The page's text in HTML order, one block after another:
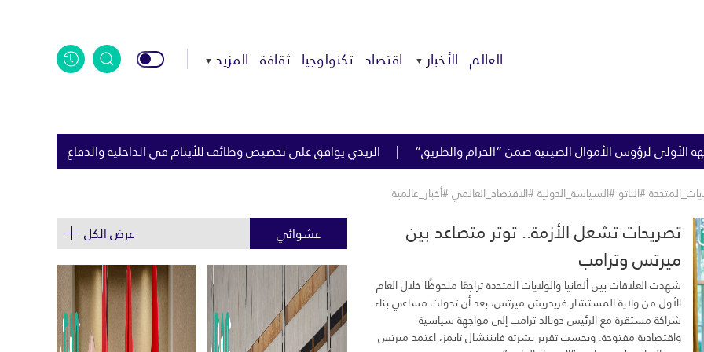
العالم الأخبار اقتصاد تكنولوجيا ثقافة المزيد
الصينية ضمن “الحزام والطريق” الزيدي يوافق على تخصيص وظائف للأيتام في الداخلية والدفاع الاتحاد الأوروبي يسرّع
تصريحات تشعل الأزمة.. توتر متصاعد بين
ميرتس وترامب
شهدت العلاقات بين ألمانيا والولايات المتحدة تراجعًا ملحوظًا خلال العام
الأول من ولاية المستشار فريدريش ميرتس، بعد أن تحولت مساعي بناء
شراكة مستقرة مع الرئيس دونالد ترامب إلى مواجهة سياسية
واقتصادية مفتوحة. وبحسب تقرير نشرته فايننشال تايمز، اعتمد ميرتس
عشوائي عرض الكل